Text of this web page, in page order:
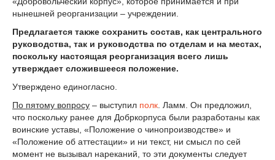
нынешней реорганизации – учреждении.
Предлагается также сохранить состав, как центрального
руководства, так и руководства по отделам и на местах,
поскольку настоящая реорганизация всего лишь
утверждает сложившееся положение.
Утверждено единогласно.
По пятому вопросу – выступил полк . Ламм. Он предложил,
что поскольку ранее для Добркорпуса были разработаны как
воинские уставы, «Положение о чинопроизводстве» и
«Положение об аттестации» и ни текст, ни смысл по сей
момент не вызывал нареканий, то эти документы следует